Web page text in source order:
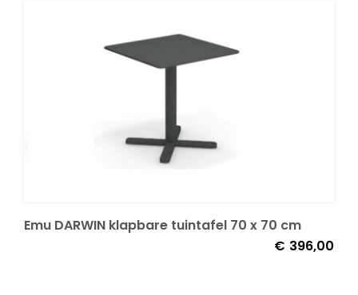
Emu DARWIN klapbare tuintafel 70 x 70 cm
€ 396,00